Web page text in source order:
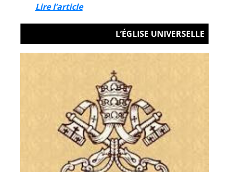
Lire l’article
L’ÉGLISE UNIVERSELLE